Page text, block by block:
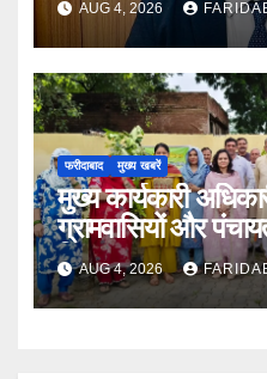
सिन्हा
AUG 4, 2026
फरीदाबाद मुख्य खबरें
मुख्य कार्यकारी
ग्रामवासियों और
मिलकर लगाए 100
AUG 4, 2026